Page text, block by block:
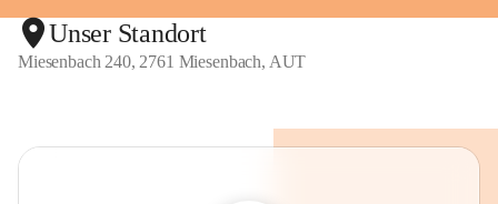
Unser Standort
Miesenbach 240, 2761 Miesenbach, AUT